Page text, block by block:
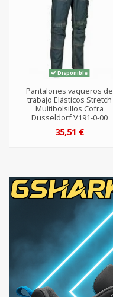
Disponible
Pantalones vaqueros de
trabajo Elásticos Stretch
Multibolsillos Cofra
Dusseldorf V191-0-00
35,51 €